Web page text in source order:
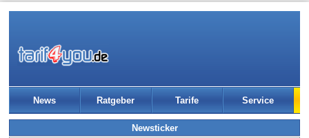
News Ratgeber Tarife Service
Newsticker